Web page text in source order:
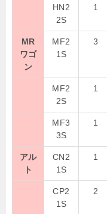
HN2
2S
1
MR
ワゴ
ン
MF2
1S
3
MF2
2S
1
MF3
3S
1
アル
ト
CN2
1S
1
CP2
1S
2